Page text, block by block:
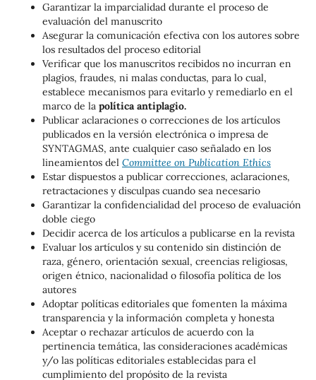
Garantizar la imparcialidad durante el proceso de
evaluación del manuscrito
Asegurar la comunicación efectiva con los autores sobre
los resultados del proceso editorial
Verificar que los manuscritos recibidos no incurran en
plagios, fraudes, ni malas conductas, para lo cual,
establece mecanismos para evitarlo y remediarlo en el
marco de la política antiplagio.
Publicar aclaraciones o correcciones de los artículos
publicados en la versión electrónica o impresa de
SYNTAGMAS, ante cualquier caso señalado en los
lineamientos del Committee on Publication Ethics
Estar dispuestos a publicar correcciones, aclaraciones,
retractaciones y disculpas cuando sea necesario
Garantizar la confidencialidad del proceso de evaluación
doble ciego
Decidir acerca de los artículos a publicarse en la revista
Evaluar los artículos y su contenido sin distinción de
raza, género, orientación sexual, creencias religiosas,
origen étnico, nacionalidad o filosofía política de los
autores
Adoptar políticas editoriales que fomenten la máxima
transparencia y la información completa y honesta
Aceptar o rechazar artículos de acuerdo con la
pertinencia temática, las consideraciones académicas
y/o las políticas editoriales establecidas para el
cumplimiento del propósito de la revista